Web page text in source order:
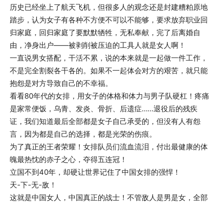
历史已经坐上了航天飞机，但很多人的观念还是封建糟粕原地
踏步，认为女子有各种不方便不可以不能够，要求放弃职业回
归家庭，回归家庭了要默默牺牲，无私奉献，完了后离婚自
由，净身出户——被剥削被压迫的工具人就是女人啊！
一直说男女搭配，干活不累，说的本来就是一起做一件工作，
不是完全割裂各干各的。如果不一起体会对方的艰苦，就只能
抱怨是对方导致自己的不幸福。
看看80年代的女排，用女子的体格和体力与男子队硬杠！疼痛
是家常便饭，乌青、发炎、骨折、后遗症……退役后的残疾
证，我们知道最后全部都是女子自己承受的，但没有人有怨
言，因为都是自己的选择，都是光荣的伤痕。
为了真正的王者荣耀！女排队员们流血流泪，付出最健康的体
魄最热忱的赤子之心，夺得五连冠！
立国不到40年，却硬让世界记住了中国女排的强悍！
天-下-无-敌！
这就是中国女人，中国真正的战士！不管敌人是男是女，全部